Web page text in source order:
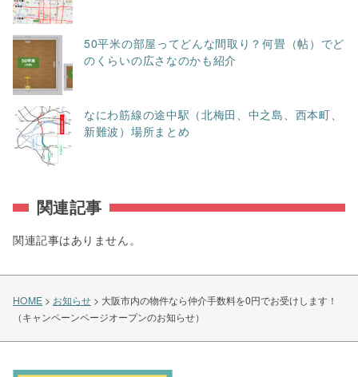
50平米の部屋ってどんな間取り？何畳（帖）でど
のくらいの広さなのかも紹介
なにわ筋線の途中駅（北梅田、中之島、西本町、
新難波）場所まとめ
関連記事
関連記事はありません。
HOME > お知らせ > 大阪市内の物件なら仲介手数料を0円でお受けします！
（キャンペーンページオープンのお知らせ）